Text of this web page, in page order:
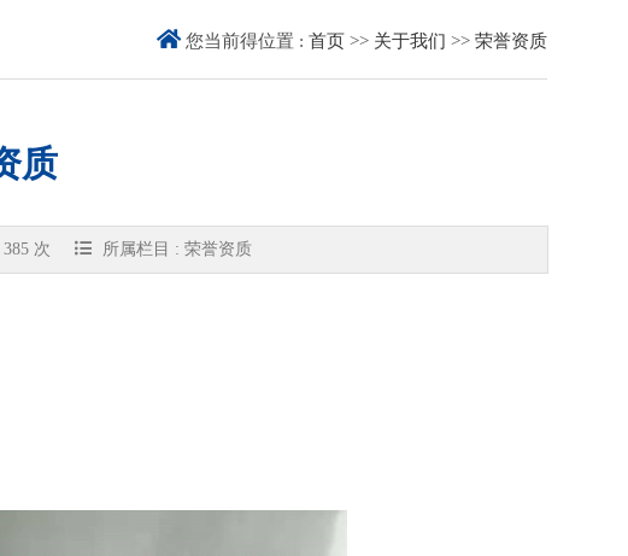
您当前得位置 : 首页>> 关于我们 >> 荣誉资质
质
次 所属栏目 : 荣誉资质